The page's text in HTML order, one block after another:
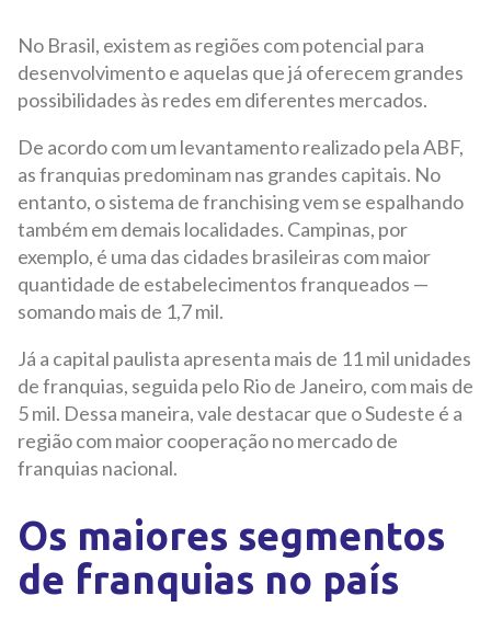
No Brasil, existem as regiões com potencial para
desenvolvimento e aquelas que já oferecem grandes
possibilidades às redes em diferentes mercados.
De acordo com um levantamento realizado pela ABF,
as franquias predominam nas grandes capitais. No
entanto, o sistema de franchising vem se espalhando
também em demais localidades. Campinas, por
exemplo, é uma das cidades brasileiras com maior
quantidade de estabelecimentos franqueados —
somando mais de 1,7 mil.
Já a capital paulista apresenta mais de 11 mil unidades
de franquias, seguida pelo Rio de Janeiro, com mais de
5 mil. Dessa maneira, vale destacar que o Sudeste é a
região com maior cooperação no mercado de
franquias nacional.
Os maiores segmentos
de franquias no país